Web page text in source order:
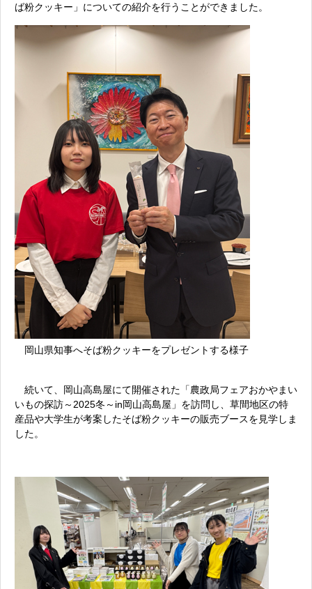
ば粉クッキー」についての紹介を行うことができました。
岡山県知事へそば粉クッキーをプレゼントする様子
続いて、岡山高島屋にて開催された「農政局フェアおかやまい
いもの探訪～2025冬～in岡山高島屋」を訪問し、草間地区の特
産品や大学生が考案したそば粉クッキーの販売ブースを見学しま
した。